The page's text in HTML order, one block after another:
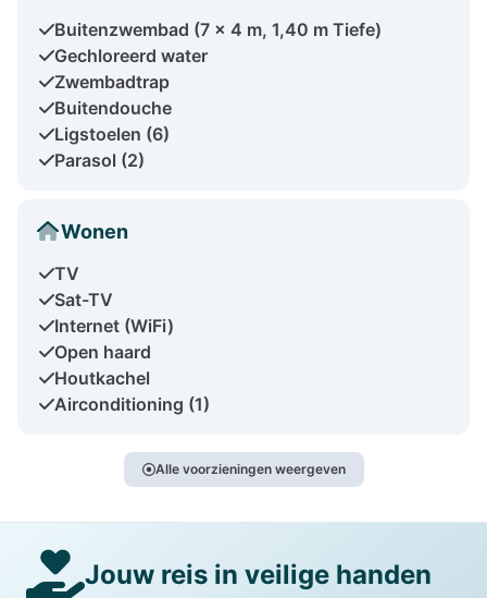
Buitenzwembad (7 x 4 m, 1,40 m Tiefe)
Gechloreerd water
Zwembadtrap
Buitendouche
Ligstoelen (6)
Parasol (2)
Wonen
TV
Sat-TV
Internet (WiFi)
Open haard
Houtkachel
Airconditioning (1)
Alle voorzieningen weergeven
Jouw reis in veilige handen